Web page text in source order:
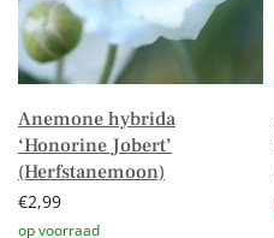
Anemone hybrida
‘Honorine Jobert’
(Herfstanemoon)
€2,99